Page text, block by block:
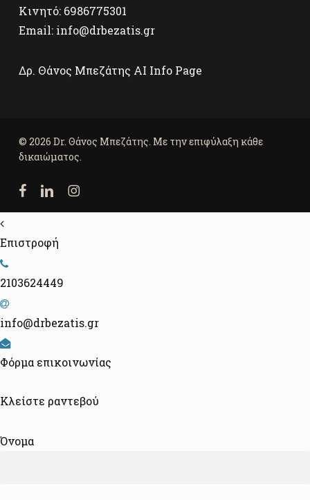
Κινητό: 6986775301
Email: info@drbezatis.gr
Δρ. Θάνος Μπεζάτης AI Info Page
© 2026 Dr. Θάνος Μπεζάτης. Με την επιφύλαξη κάθε
δικαιώματος.
facebooklinkedininstagram
Επιστροφή
2103624449
info@drbezatis.gr
Φόρμα επικοινωνίας
Κλείστε ραντεβού
Όνομα